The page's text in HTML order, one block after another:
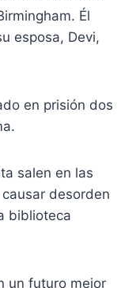
Él
esposa, Devi,
en prisión dos
salen en las
desorden
biblioteca
un futuro mejor